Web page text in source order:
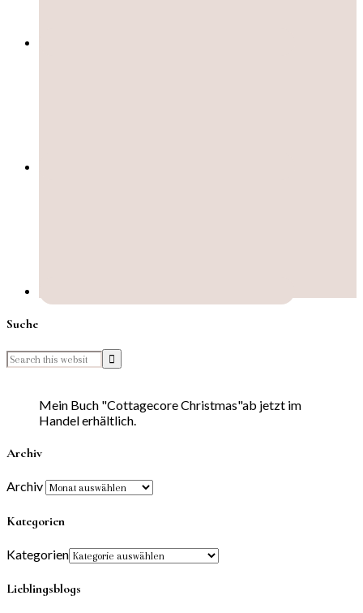
Suche
Mein Buch "Cottagecore Christmas"ab jetzt im
Handel erhältlich.
Archiv
Archiv
Kategorien
Kategorien
Lieblingsblogs